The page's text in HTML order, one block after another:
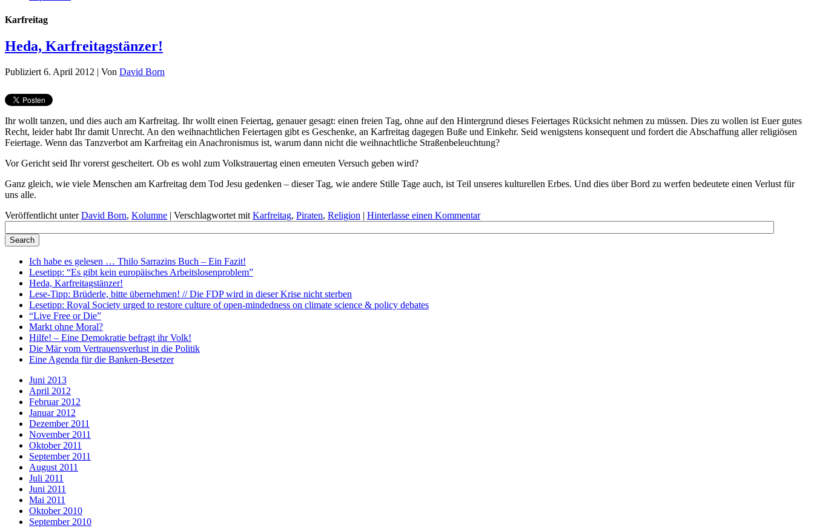
Karfreitag
Heda, Karfreitagstänzer!
Publiziert 6. April 2012 | Von David Born
Ihr wollt tanzen, und dies auch am Karfreitag. Ihr wollt einen Feiertag, genauer gesagt: einen freien Tag, ohne auf den Hintergrund dieses Feiertages Rücksicht nehmen zu müssen. Dies zu wollen ist Euer gutes
Recht, leider habt Ihr damit Unrecht. An den weihnachtlichen Feiertagen gibt es Geschenke, an Karfreitag dagegen Buße und Einkehr. Seid wenigstens konsequent und fordert die Abschaffung aller religiösen
Feiertage. Wenn das Tanzverbot am Karfreitag ein Anachronismus ist, warum dann nicht die weihnachtliche Straßenbeleuchtung?
Vor Gericht seid Ihr vorerst gescheitert. Ob es wohl zum Volkstrauertag einen erneuten Versuch geben wird?
Ganz gleich, wie viele Menschen am Karfreitag dem Tod Jesu gedenken – dieser Tag, wie andere Stille Tage auch, ist Teil unseres kulturellen Erbes. Und dies über Bord zu werfen bedeutete einen Verlust für
uns alle.
Veröffentlicht unter David Born, Kolumne | Verschlagwortet mit Karfreitag, Piraten, Religion | Hinterlasse einen Kommentar
Ich habe es gelesen … Thilo Sarrazins Buch – Ein Fazit!
Lesetipp: “Es gibt kein europäisches Arbeitslosenproblem”
Heda, Karfreitagstänzer!
Lese-Tipp: Brüderle, bitte übernehmen! // Die FDP wird in dieser Krise nicht sterben
Lesetipp: Royal Society urged to restore culture of open-mindedness on climate science & policy debates
“Live Free or Die”
Markt ohne Moral?
Hilfe! – Eine Demokratie befragt ihr Volk!
Die Mär vom Vertrauensverlust in die Politik
Eine Agenda für die Banken-Besetzer
Juni 2013
April 2012
Februar 2012
Januar 2012
Dezember 2011
November 2011
Oktober 2011
September 2011
August 2011
Juli 2011
Juni 2011
Mai 2011
Oktober 2010
September 2010